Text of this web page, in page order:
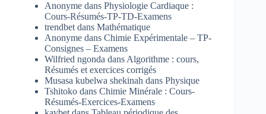
Anonyme dans Physiologie Cardiaque :
Cours-Résumés-TP-TD-Examens
trendbet dans Mathématique
Anonyme dans Chimie Expérimentale – TP-
Consignes – Examens
Wilfried ngonda dans Algorithme : cours,
Résumés et exercices corrigés
Musasa kubelwa shekinah dans Physique
Tshitoko dans Chimie Minérale : Cours-
Résumés-Exercices-Examens